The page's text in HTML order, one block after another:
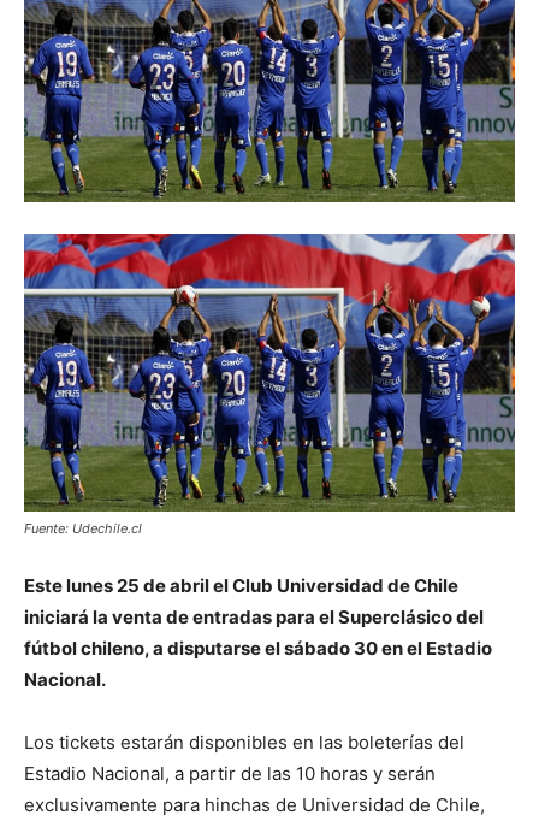
Fuente: Udechile.cl
Este lunes 25 de abril el Club Universidad de Chile
iniciará la venta de entradas para el Superclásico del
fútbol chileno, a disputarse el sábado 30 en el Estadio
Nacional.
Los tickets estarán disponibles en las boleterías del
Estadio Nacional, a partir de las 10 horas y serán
exclusivamente para hinchas de Universidad de Chile,